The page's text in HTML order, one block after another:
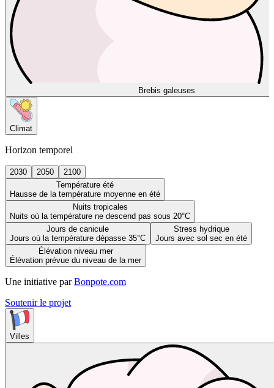
Brebis galeuses
Climat
Horizon temporel
2030 2050
2100
Température été
Hausse de la température moyenne en été
Nuits tropicales
Nuits où la température ne descend pas sous 20°C
Jours de canicule
Jours où la température dépasse 35°C
Stress hydrique
Jours avec sol sec en été
Élévation niveau mer
Élévation prévue du niveau de la mer
Une initiative par Bonpote.com
Soutenir le projet
Villes